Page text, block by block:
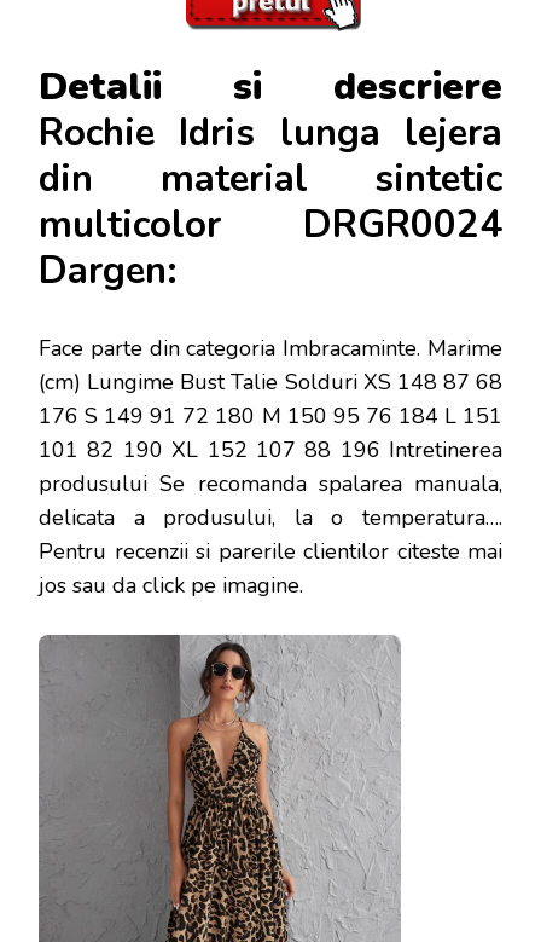
Detalii si descriere
Rochie Idris lunga lejera
din material sintetic
multicolor DRGR0024
Dargen:
Face parte din categoria Imbracaminte. Marime
(cm) Lungime Bust Talie Solduri XS 148 87 68
176 S 149 91 72 180 M 150 95 76 184 L 151
101 82 190 XL 152 107 88 196 Intretinerea
produsului Se recomanda spalarea manuala,
delicata a produsului, la o temperatura….
Pentru recenzii si parerile clientilor citeste mai
jos sau da click pe imagine.